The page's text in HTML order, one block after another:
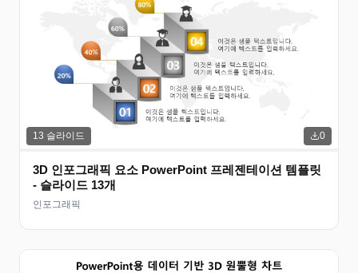
13 슬라이드 0
3D 인포그래픽 요소 PowerPoint 프레젠테이션 템플릿
- 슬라이드 13개
인포그래픽